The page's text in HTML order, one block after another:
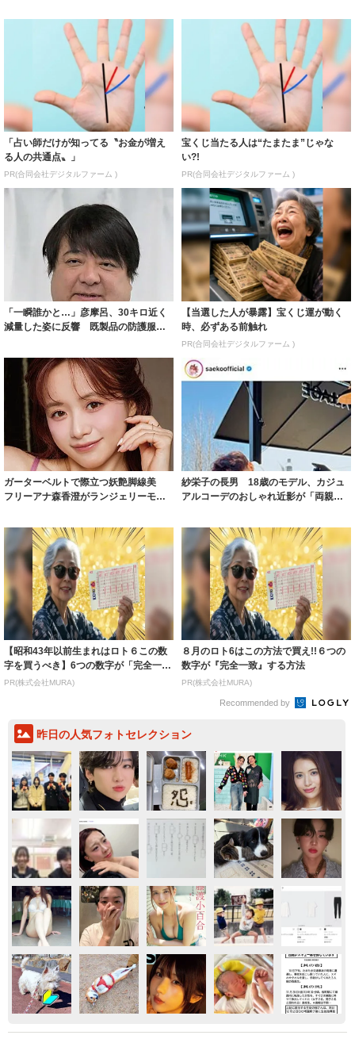
「占い師だけが知ってる〝お金が増え
る人の共通点〟」
PR(合同会社デジタルファーム )
宝くじ当たる人は“たまたま”じゃな
い?!
PR(合同会社デジタルファーム )
「一瞬誰かと…」彦摩呂、30キロ近く
減量した姿に反響 既製品の防護服が
【当選した人が暴露】宝くじ運が動く
時、必ずある前触れ
PR(合同会社デジタルファーム )
ガーターベルトで際立つ妖艶脚線美
フリーアナ森香澄がランジェリーモデ
紗栄子の長男 18歳のモデル、カジュ
アルコーデのおしゃれ近影が「両親の
【昭和43年以前生まれはロト６この数
字を買うべき】6つの数字が「完全一
致」する方...
PR(株式会社MURA)
８月のロト6はこの方法で買え!!６つの
数字が『完全一致』する方法
PR(株式会社MURA)
Recommended by
昨日の人気フォトセレクション